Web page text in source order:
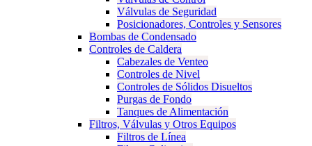
Válvulas de Seguridad
Posicionadores, Controles y Sensores
Bombas de Condensado
Controles de Caldera
Cabezales de Venteo
Controles de Nivel
Controles de Sólidos Disueltos
Purgas de Fondo
Tanques de Alimentación
Filtros, Válvulas y Otros Equipos
Filtros de Línea